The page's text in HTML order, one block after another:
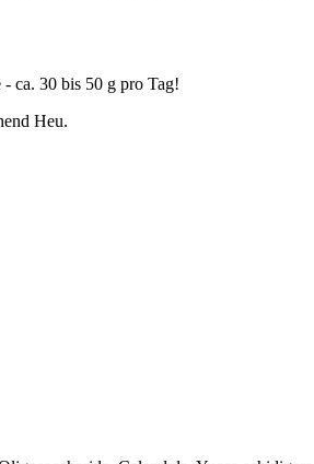
ca. 30 bis 50 g pro Tag!
Heu.